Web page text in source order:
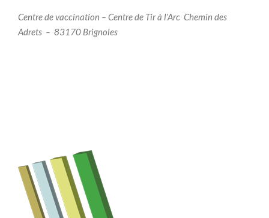
Centre de vaccination – Centre de Tir à l’Arc Chemin des
Adrets – 83170 Brignoles